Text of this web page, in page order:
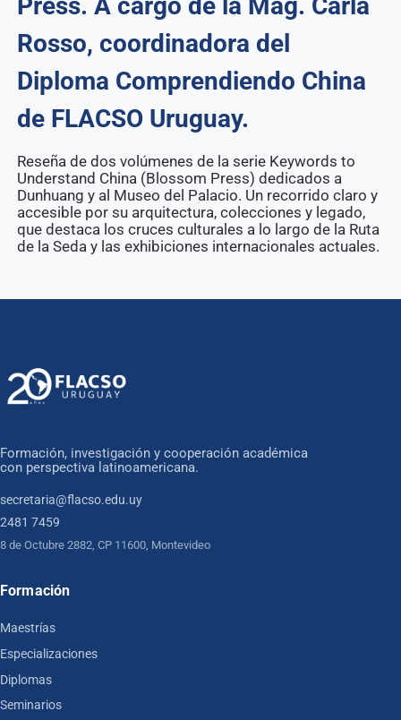
Rosso, coordinadora del
Diploma Comprendiendo China
de FLACSO Uruguay.
Reseña de dos volúmenes de la serie Keywords to
Understand China (Blossom Press) dedicados a
Dunhuang y al Museo del Palacio. Un recorrido claro y
accesible por su arquitectura, colecciones y legado,
que destaca los cruces culturales a lo largo de la Ruta
de la Seda y las exhibiciones internacionales actuales.
Formación, investigación y cooperación académica
con perspectiva latinoamericana.
secretaria@flacso.edu.uy
2481 7459
8 de Octubre 2882, CP 11600, Montevideo
Formación
Maestrías
Especializaciones
Diplomas
Seminarios